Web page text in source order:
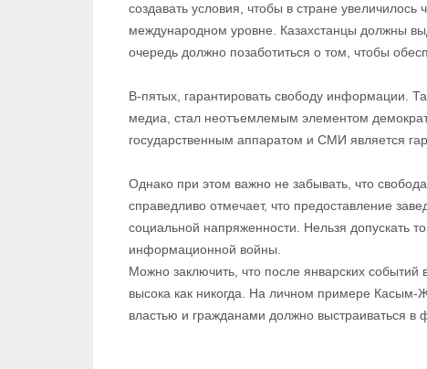
создавать условия, чтобы в стране
международном уровне. Казахстанцы должны
очередь должно позаботиться о том, чтобы
В-пятых, гарантировать свободу информации.
медиа, стал неотъемлемым элементом
государственным аппаратом и СМИ является
Однако при этом важно не забывать, что
справедливо отмечает, что предоставление
социальной напряженности. Нельзя допускать
информационной войны.
Можно заключить, что после январских событий
высока как никогда. На личном примере Касым-
властью и граж­данами должно выстраиваться в